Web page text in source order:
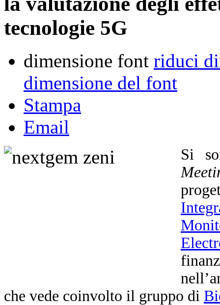
tecnologie 5G
dimensione font riduci
dimensione del font
Stampa
Email
Si
che vede coinvolto il gruppo di